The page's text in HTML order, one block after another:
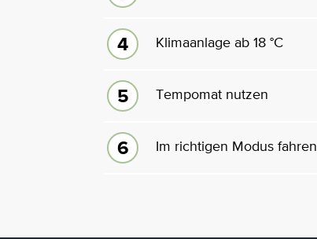
Klimaanlage ab 18 °C
Tempomat nutzen
Im richtigen Modus fahren